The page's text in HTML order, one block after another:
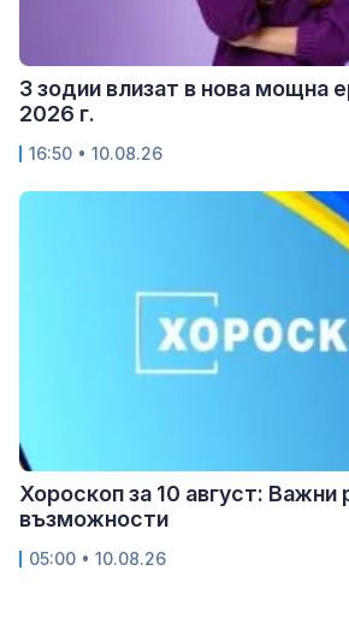
3 зодии влизат в нова мощна
2026 г.
16:50 • 10.08.26
Хороскоп за 10 август: Важни
възможности
05:00 • 10.08.26